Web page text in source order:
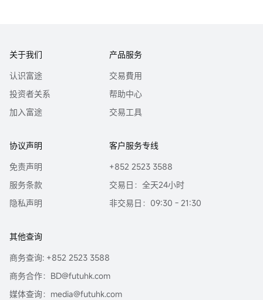
关于我们
认识富途
投资者关系
加入富途
产品服务
交易費用
帮助中心
交易工具
协议声明
免责声明
服务条款
隐私声明
客户服务专线
+852 2523 3588
交易日：全天24小时
非交易日：09:30 - 21:30
其他查询
商务查询: +852 2523 3588
商务合作：BD@futuhk.com
媒体查询：media@futuhk.com